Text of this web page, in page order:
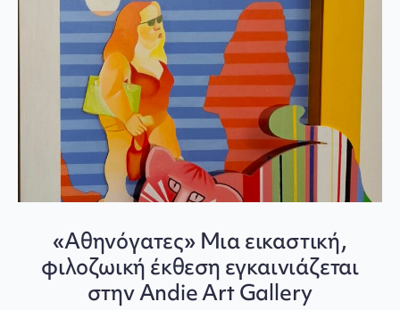
«Αθηνόγατες» Μια εικαστική,
φιλοζωική έκθεση εγκαινιάζεται
στην Andie Art Gallery